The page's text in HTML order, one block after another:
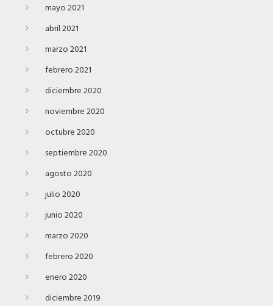
mayo 2021
abril 2021
marzo 2021
febrero 2021
diciembre 2020
noviembre 2020
octubre 2020
septiembre 2020
agosto 2020
julio 2020
junio 2020
marzo 2020
febrero 2020
enero 2020
diciembre 2019